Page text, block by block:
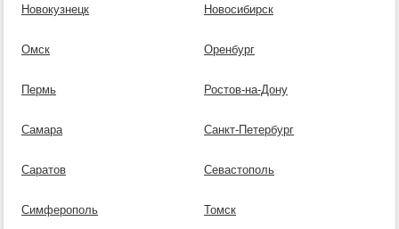
Новокузнецк Новосибирск
Омск Оренбург
Пермь Ростов-на-Дону
Самара Санкт-Петербург
Саратов Севастополь
Симферополь Томск